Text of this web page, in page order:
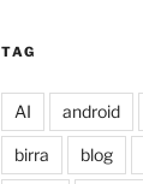
TAG
AI android
birra blog